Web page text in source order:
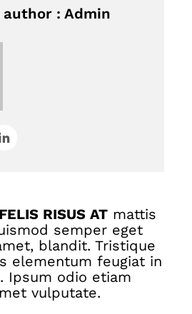
: Admin
RISUS ATmattis
semper eget
blandit. Tristique
elementum feugiat in
Ipsum odio etiam
vulputate.